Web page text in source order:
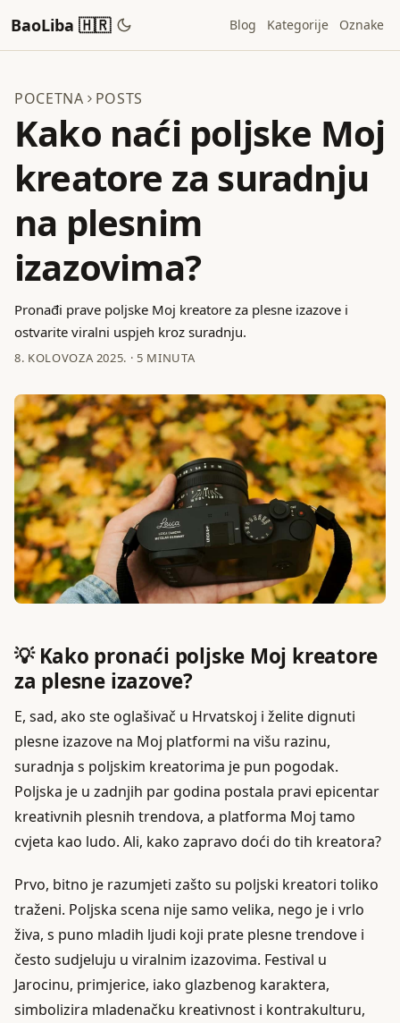
BaoLiba 🇭🇷 Blog Kategorije Oznake
POCETNA POSTS
Kako naći poljske Moj
kreatore za suradnju
na plesnim
izazovima?
Pronađi prave poljske Moj kreatore za plesne izazove i
ostvarite viralni uspjeh kroz suradnju.
8. KOLOVOZA 2025. · 5 MINUTA
💡 Kako pronaći poljske Moj kreatore
za plesne izazove?
E, sad, ako ste oglašivač u Hrvatskoj i želite dignuti
plesne izazove na Moj platformi na višu razinu,
suradnja s poljskim kreatorima je pun pogodak.
Poljska je u zadnjih par godina postala pravi epicentar
kreativnih plesnih trendova, a platforma Moj tamo
cvjeta kao ludo. Ali, kako zapravo doći do tih kreatora?
Prvo, bitno je razumjeti zašto su poljski kreatori toliko
traženi. Poljska scena nije samo velika, nego je i vrlo
živa, s puno mladih ljudi koji prate plesne trendove i
često sudjeluju u viralnim izazovima. Festival u
Jarocinu, primjerice, iako glazbenog karaktera,
simbolizira mladenačku kreativnost i kontrakulturu,